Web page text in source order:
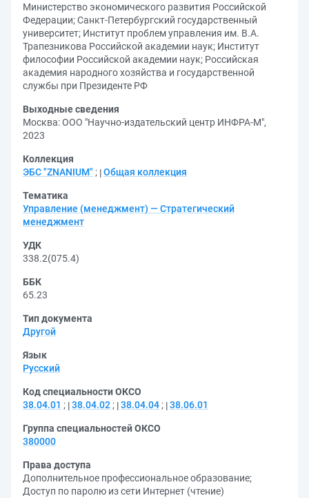
Министерство экономического развития Российской
Федерации;Санкт-Петербургский государственный
университет; Институт проблем управления им. В.А.
Трапезникова Российской академии наук; Институт
философии Российской академии наук; Российская
академия народного хозяйства и государственной
службы при Президенте РФ
Выходные сведения
Москва: ООО "Научно-издательский центр ИНФРА-М",
2023
Коллекция
ЭБС "ZNANIUM" ; Общая коллекция
Тематика
Управление (менеджмент) — Стратегический
менеджмент
УДК
338.2(075.4)
ББК
65.23
Тип документа
Другой
Язык
Русский
Код специальности ОКСО
38.04.01 ; 38.04.02 ; 38.04.04 ; 38.06.01
Группа специальностей ОКСО
380000
Права доступа
Дополнительное профессиональное образование;
Доступ по паролю из сети Интернет (чтение)